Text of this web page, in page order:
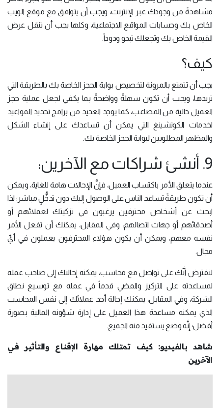
مشاهدةً من وجودك عبر الإنترنت، ويجب أن يتوافق مع موقع الويب
الخاص بك وحسابات المواقع الاجتماعية، وكلها يجب أن تنقل عرض
القيمة الخاص بك وتجعلك تبدو ودوداً.
كيف؟
يجب أن تتمتع بالمرونة لتخصيص بوابة الحجز الخاصة بك بالطريقة التي
تريدها، ويجب أن تكون سهلةً وواضحةً بما يكفي لجعل عملية حجز
العميل خالية من المصاعب، كما يوجد العديد من برامج تحديد المواعيد
لخدمات الكوتشينغ التي يمكن أن تساعدك على إنشاء الشكل
والمظهر المطلوبين لبوابة الحجز الخاصة بك.
9. أنشئ شراكات مع الآخرين:
عندما يتعلق الأمر باكتساب العميل، فإنَّ الإحالات هامة للغاية، ويمكن
أن تكون طريقةً تساعد الناس على الوصول إليك دون تدخُّلٍ مباشر؛ لذا
ابحث عن أشخاص محترفين يرغبون في تزكيتك لعملائهم أو
أصدقائهم أو جهات اتصالهم، وفي المقابل، يمكنك أن تفعل الأمر
نفسه معهم، ويمكن أن يكون هؤلاء المحترفون يعملون في أيِّ
مجال.
لنفترض أنَّك على تواصل مع محاسب، يمكنه إحالتك إلى صاحب عمله
لمساعدته على التركيز والمضي قدماً في عمله مع توسيع نطاق
الشركة، وفي المقابل، يمكنك إحالة أحد عملائك إلى نفس المحاسب
الذي يمكنه مساعدة هذا العميل على إدارة شؤونه المالية بصورة
أفضل؛ إنَّه وضع يستفيد منه الجميع.
شاهد بالفيديو: كيف تمتلك مهارة الإقناع والتأثير في
الآخرين